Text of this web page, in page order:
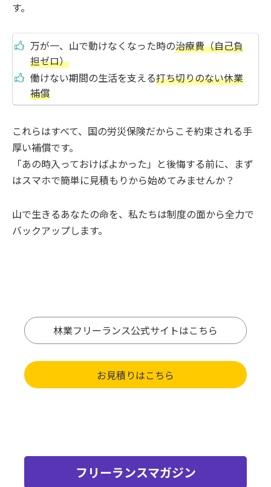
す。
万が一、山で動けなくなった時の治療費（自己負
担ゼロ）
働けない期間の生活を支える打ち切りのない休業
補償
これらはすべて、国の労災保険だからこそ約束される手
厚い補償です。
「あの時入っておけばよかった」と後悔する前に、まず
はスマホで簡単に見積もりから始めてみませんか？
山で生きるあなたの命を、私たちは制度の面から全力で
バックアップします。
林業フリーランス公式サイトはこちら
お見積りはこちら
フリーランスマガジン